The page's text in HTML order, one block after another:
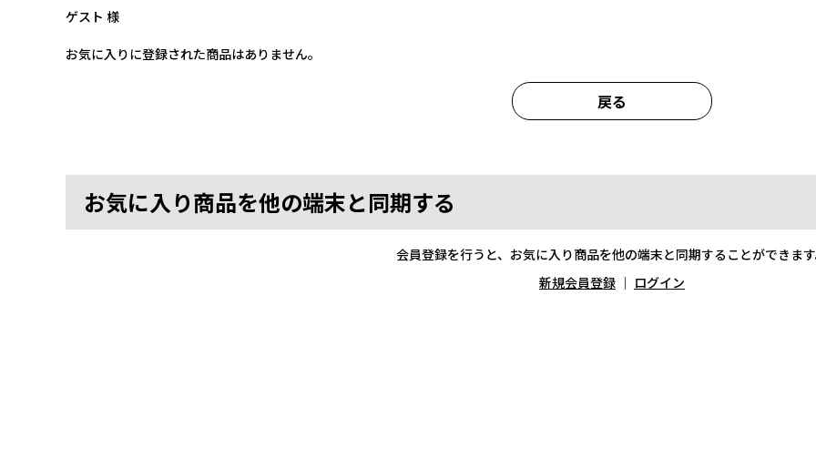
ゲスト 様
お気に入りに登録された商品はありません。
戻る
お気に入り商品を他の端末と同期する
会員登録を行うと、お気に入り商品を他の端末と同期することができま
新規会員登録 ｜ ログイン